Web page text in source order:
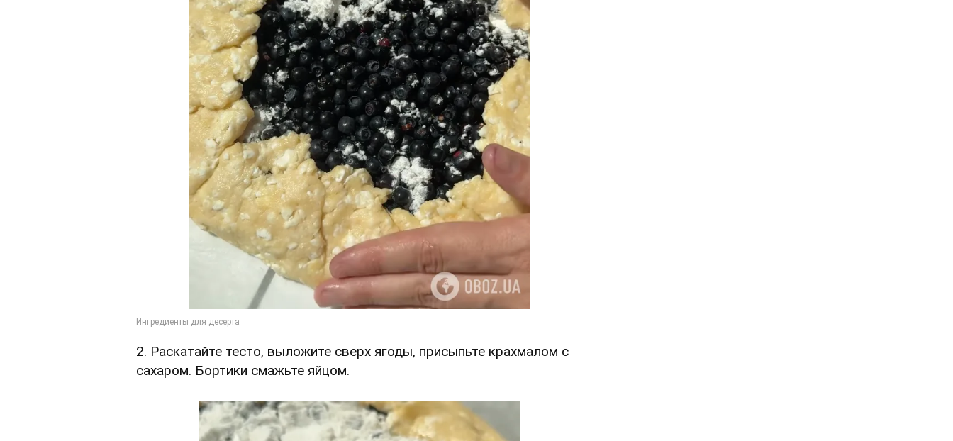
2. Раскатайте тесто, выложите сверх ягоды, присыпьте крахмалом с
сахаром. Бортики смажьте яйцом.